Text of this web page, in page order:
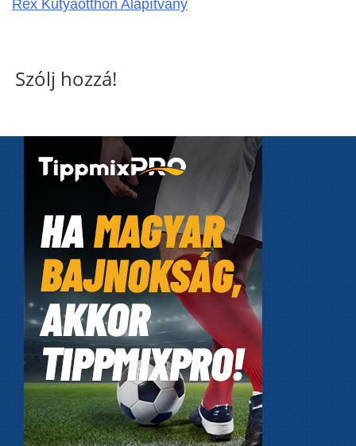
Rex Kutyaotthon Alapítvány
Szólj hozzá!